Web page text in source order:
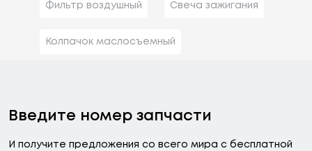
Фильтр воздушный Свеча зажигания
Колпачок маслосъемный
Введите номер запчасти
И получите предложения со всего мира с бесплатной